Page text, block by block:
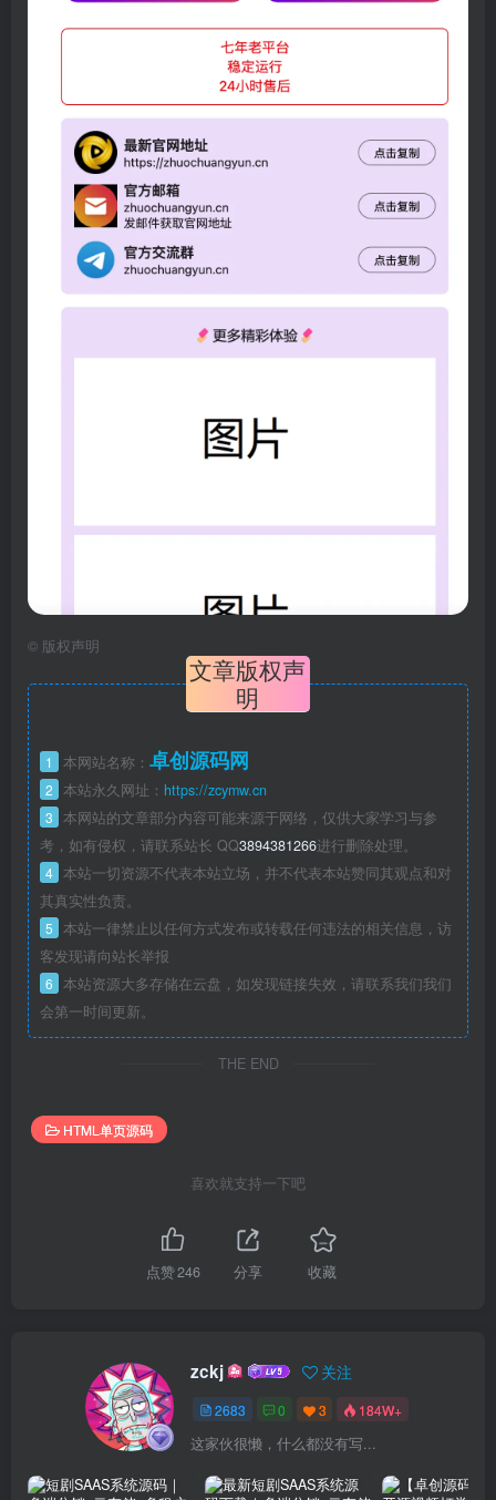
© 版权声明
文章版权声
明
1 本网站名称： 卓创源码网
2 本站永久网址： https://zcymw.cn
3 本网站的文章部分内容可能来源于网络，仅供大家学习与参
考，如有侵权，请联系站长 QQ3894381266进行删除处理。
4 本站一切资源不代表本站立场，并不代表本站赞同其观点和对
其真实性负责。
5 本站一律禁止以任何方式发布或转载任何违法的相关信息，访
客发现请向站长举报
6 本站资源大多存储在云盘，如发现链接失效，请联系我们我们
会第一时间更新。
THE END
HTML单页源码
喜欢就支持一下吧
点赞246 分享 收藏
zckj 关注
2683 0 3 184W+
这家伙很懒，什么都没有写...